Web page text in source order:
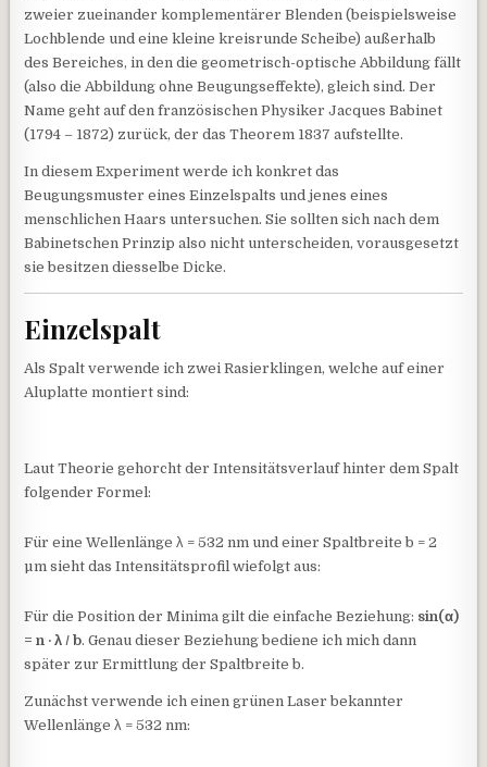
zweier zueinander komplementärer Blenden (beispielsweise
Lochblende und eine kleine kreisrunde Scheibe) außerhalb
des Bereiches, in den die geometrisch-optische Abbildung fällt
(also die Abbildung ohne Beugungseffekte), gleich sind. Der
Name geht auf den französischen Physiker Jacques Babinet
(1794 – 1872) zurück, der das Theorem 1837 aufstellte.
In diesem Experiment werde ich konkret das
Beugungsmuster eines Einzelspalts und jenes eines
menschlichen Haars untersuchen. Sie sollten sich nach dem
Babinetschen Prinzip also nicht unterscheiden, vorausgesetzt
sie besitzen diesselbe Dicke.
Einzelspalt
Als Spalt verwende ich zwei Rasierklingen, welche auf einer
Aluplatte montiert sind:
Laut Theorie gehorcht der Intensitätsverlauf hinter dem Spalt
folgender Formel:
Für eine Wellenlänge λ = 532 nm und einer Spaltbreite b = 2
µm sieht das Intensitätsprofil wiefolgt aus:
Für die Position der Minima gilt die einfache Beziehung: sin(α)
= n · λ / b. Genau dieser Beziehung bediene ich mich dann
später zur Ermittlung der Spaltbreite b.
Zunächst verwende ich einen grünen Laser bekannter
Wellenlänge λ = 532 nm: